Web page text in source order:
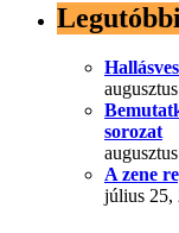
sorozat
A zene
július 25,